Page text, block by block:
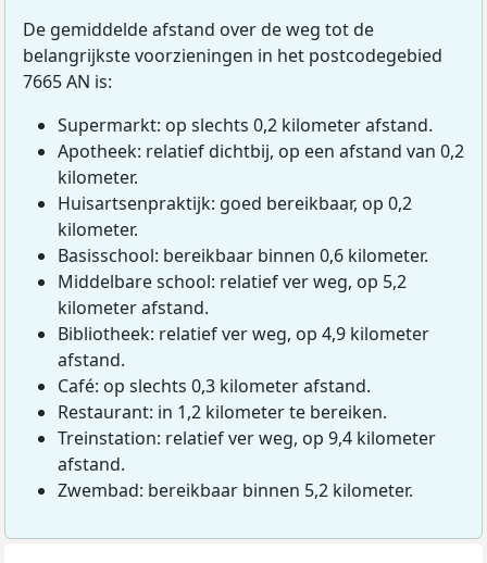
De gemiddelde afstand over de weg tot de
belangrijkste voorzieningen in het postcodegebied
7665 AN is:
Supermarkt: op slechts 0,2 kilometer afstand.
Apotheek: relatief dichtbij, op een afstand van 0,2
kilometer.
Huisartsenpraktijk: goed bereikbaar, op 0,2
kilometer.
Basisschool: bereikbaar binnen 0,6 kilometer.
Middelbare school: relatief ver weg, op 5,2
kilometer afstand.
Bibliotheek: relatief ver weg, op 4,9 kilometer
afstand.
Café: op slechts 0,3 kilometer afstand.
Restaurant: in 1,2 kilometer te bereiken.
Treinstation: relatief ver weg, op 9,4 kilometer
afstand.
Zwembad: bereikbaar binnen 5,2 kilometer.